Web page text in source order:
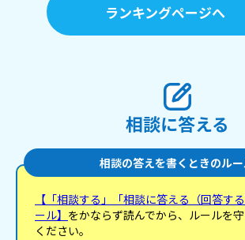
ランキングページへ
相談に答える
相談の答えを書くときのル
【「相談する」「相談に答える（回答す
ール】 をかならず読んでから、ルールを
ください。